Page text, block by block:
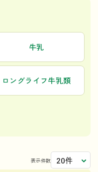
牛乳
ロングライフ牛乳類
表示件数 20件